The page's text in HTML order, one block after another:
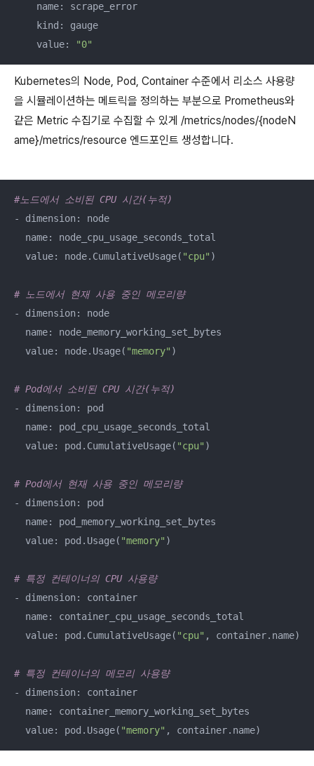
    name: scrape_error
    kind: gauge
    value:
"0"
Kubernetes의 Node, Pod, Container 수준에서 리소스 사용량
을 시뮬레이션하는 메트릭을 정의하는 부분으로 Prometheus와
같은 Metric 수집기로 수집할 수 있게 /metrics/nodes/{nodeN
ame}/metrics/resource 엔드포인트 생성합니다.
#노드에서 소비된 CPU 시간(누적)
- dimension: node
  name: node_cpu_usage_seconds_total
  value: node.CumulativeUsage(
"cpu" )
# 노드에서 현재 사용 중인 메모리량
- dimension: node
  name: node_memory_working_set_bytes
  value: node.Usage(
"memory" )
# Pod에서 소비된 CPU 시간(누적)
- dimension: pod
  name: pod_cpu_usage_seconds_total
  value: pod.CumulativeUsage(
"cpu" )
# Pod에서 현재 사용 중인 메모리량
- dimension: pod
  name: pod_memory_working_set_bytes
  value: pod.Usage(
"memory" )
# 특정 컨테이너의 CPU 사용량
- dimension: container
  name: container_cpu_usage_seconds_total
  value: pod.CumulativeUsage(
"cpu" , container.name)
# 특정 컨테이너의 메모리 사용량
- dimension: container
  name: container_memory_working_set_bytes
  value: pod.Usage(
"memory" , container.name)